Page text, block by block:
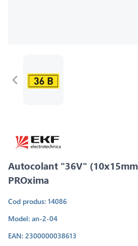
Autocolant "36V"
PROxima
Cod produs: 14086
Model: an-2-04
EAN: 2300000038613